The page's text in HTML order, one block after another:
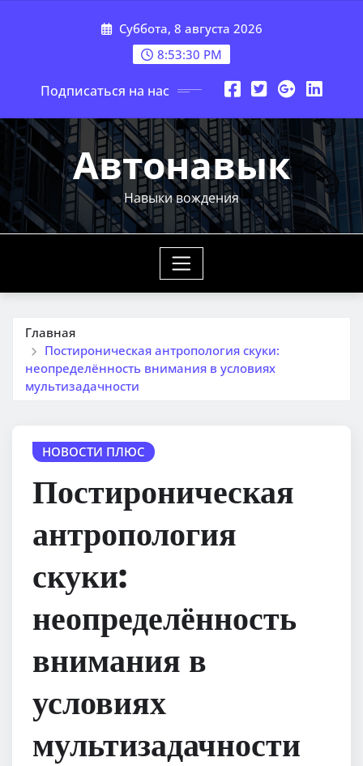
Суббота, 8 августа 2026
8:53:31 PM
Подписаться на нас
Автонавык
Навыки вождения
Главная
Постироническая антропология скуки:
неопределённость внимания в условиях
мультизадачности
НОВОСТИ ПЛЮС
Постироническая
антропология
скуки:
неопределённость
внимания в
условиях
мультизадачности